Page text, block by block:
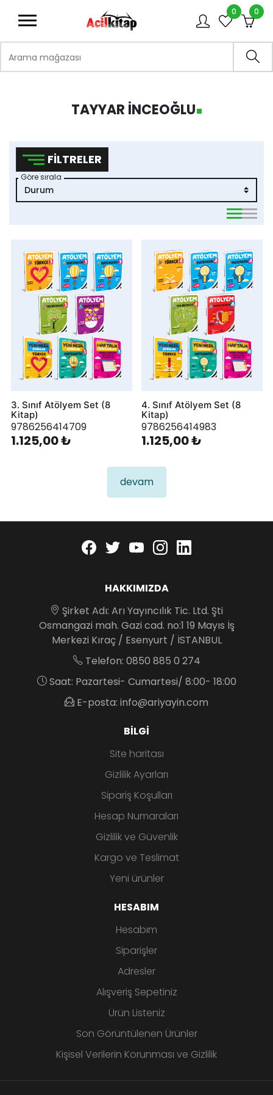
0 0
TAYYAR İNCEOĞLU
FILTRELER
Göre sırala
3. Sınıf Atölyem Set (8
Kitap)
9786256414709
1.125,00 ₺
4. Sınıf Atölyem Set (8
Kitap)
9786256414983
1.125,00 ₺
devam
Facebook
twitteryoutubeinstagram
HAKKIMIZDA
Şirket Adı: Arı Yayıncılık Tic. Ltd. Şti
Osmangazi mah. Gazi cad. no:1 19 Mayıs İş
Merkezi Kıraç / Esenyurt / İSTANBUL
Telefon: 0850 885 0 274
Saat: Pazartesi- Cumartesi/ 8:00- 18:00
E-posta: info@ariyayin.com
BILGI
Site haritası
Gizlilik Ayarları
Sipariş Koşulları
Hesap Numaraları
Gizlilik ve Güvenlik
Kargo ve Teslimat
Yeni ürünler
HESABIM
Hesabım
Siparişler
Adresler
Alışveriş Sepetiniz
Ürün Listeniz
Son Görüntülenen Ürünler
Kişisel Verilerin Korunması ve Gizlilik